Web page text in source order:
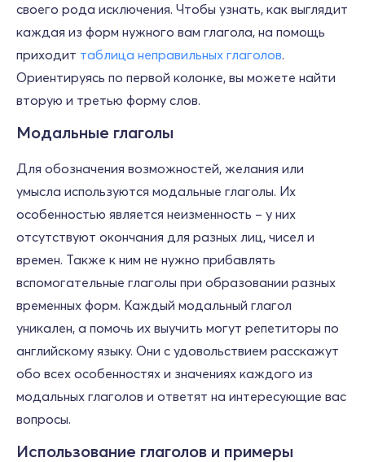
своего рода исключения. Чтобы узнать, как выглядит
каждая из форм нужного вам глагола, на помощь
приходит таблица неправильных глаголов.
Ориентируясь по первой колонке, вы можете найти
вторую и третью форму слов.
Модальные глаголы
Для обозначения возможностей, желания или
умысла используются модальные глаголы. Их
особенностью является неизменность – у них
отсутствуют окончания для разных лиц, чисел и
времен. Также к ним не нужно прибавлять
вспомогательные глаголы при образовании разных
временных форм. Каждый модальный глагол
уникален, а помочь их выучить могут репетиторы по
английскому языку. Они с удовольствием расскажут
обо всех особенностях и значениях каждого из
модальных глаголов и ответят на интересующие вас
вопросы.
Использование глаголов и примеры